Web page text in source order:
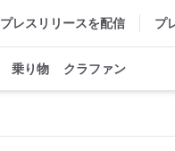
プレスリリースを配信 プ
乗り物 クラファン